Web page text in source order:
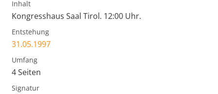
Inhalt
Kongresshaus Saal Tirol. 12:00 Uhr.
Entstehung
31.05.1997
Umfang
4 Seiten
Signatur